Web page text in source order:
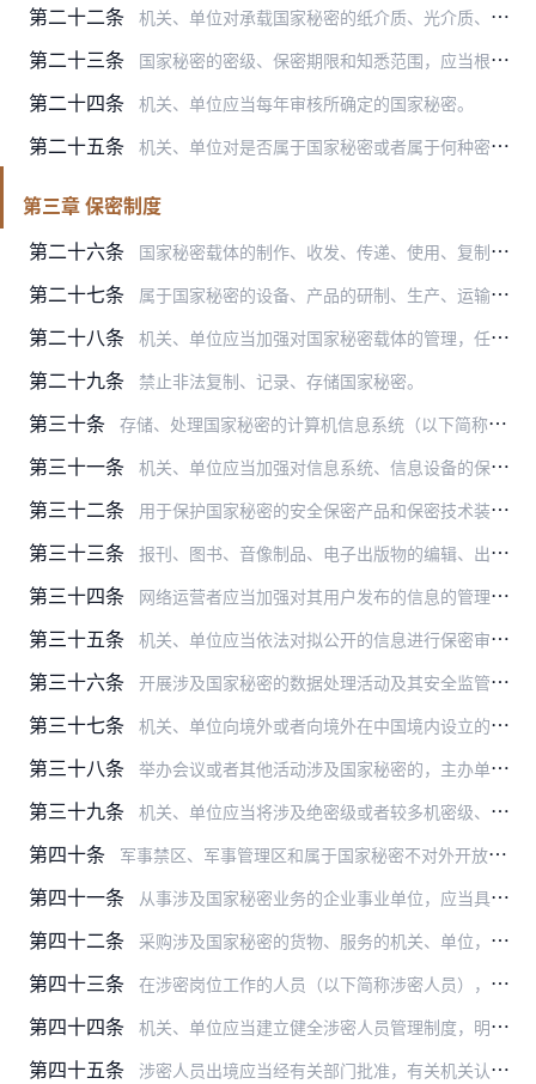
第二十二条 机关、单位对承载国家秘密的纸介质、光介质、电磁介质等载体（以下简称国家秘密载体）以及属于国家秘密的设备、产品，应当作出国家秘密标志。
第二十三条 国家秘密的密级、保密期限和知悉范围，应当根据情况变化及时变更。国家秘密的密级、保密期限和知悉范围的变更，由原定密机关、单位决定，也可以由其上级机关决定。
第二十四条 机关、单位应当每年审核所确定的国家秘密。
第二十五条 机关、单位对是否属于国家秘密或者属于何种密级不明确或者有争议的，由国家保密行政管理部门或者省、自治区、直辖市保密行政管理部门按照国家保密规定确定。
第三章 保密制度
第二十六条
国家秘密载体的制作、收发、传递、使用、复制、保存、维修和销毁，应当符合国家保密规定。
第二十七条 属于国家秘密的设备、产品的研制、生产、运输、使用、保存、维修和销毁，应当符合国家保密规定。
第二十八条 机关、单位应当加强对国家秘密载体的管理，任何组织和个人不得有下列行为：
第二十九条 禁止非法复制、记录、存储国家秘密。
第三十条 存储、处理国家秘密的计算机信息系统（以下简称涉密信息系统）按照涉密程度实行分级保护。
第三十一条 机关、单位应当加强对信息系统、信息设备的保密管理，建设保密自监管设施，及时发现并处置安全保密风险隐患。任何组织和个人不得有下列行为：
第三十二条 用于保护国家秘密的安全保密产品和保密技术装备应当符合国家保密规定和标准。
第三十三条 报刊、图书、音像制品、电子出版物的编辑、出版、印制、发行，广播节目、电视节目、电影的制作和播放，网络信息的制作、复制、发布、传播，应当遵守国家保密规定。
第三十四条 网络运营者应当加强对其用户发布的信息的管理，配合监察机关、保密行政管理部门、公安机关、国家安全机关对涉嫌泄露国家秘密案件进行调查处理；发现利用互联网及其他公共信…
第三十五条 机关、单位应当依法对拟公开的信息进行保密审查，遵守国家保密规定。
第三十六条 开展涉及国家秘密的数据处理活动及其安全监管应当符合国家保密规定。
第三十七条 机关、单位向境外或者向境外在中国境内设立的组织、机构提供国家秘密，任用、聘用的境外人员因工作需要知悉国家秘密的，按照国家有关规定办理。
第三十八条 举办会议或者其他活动涉及国家秘密的，主办单位应当采取保密措施，并对参加人员进行保密教育，提出具体保密要求。
第三十九条 机关、单位应当将涉及绝密级或者较多机密级、秘密级国家秘密的机构确定为保密要害部门，将集中制作、存放、保管国家秘密载体的专门场所确定为保密要害部位，按照国家保密规…
第四十条 军事禁区、军事管理区和属于国家秘密不对外开放的其他场所、部位，应当采取保密措施，未经有关部门批准，不得擅自决定对外开放或者扩大开放范围。
第四十一条 从事涉及国家秘密业务的企业事业单位，应当具备相应的保密管理能力，遵守国家保密规定。
第四十二条 采购涉及国家秘密的货物、服务的机关、单位，直接涉及国家秘密的工程建设、设计、施工、监理等单位，应当遵守国家保密规定。
第四十三条 在涉密岗位工作的人员（以下简称涉密人员），按照涉密程度分为核心涉密人员、重要涉密人员和一般涉密人员，实行分类管理。
第四十四条 机关、单位应当建立健全涉密人员管理制度，明确涉密人员的权利、岗位责任和要求，对涉密人员履行职责情况开展经常性的监督检查。
第四十五条 涉密人员出境应当经有关部门批准，有关机关认为涉密人员出境将对国家安全造成危害或者对国家利益造成重大损失的，不得批准出境。